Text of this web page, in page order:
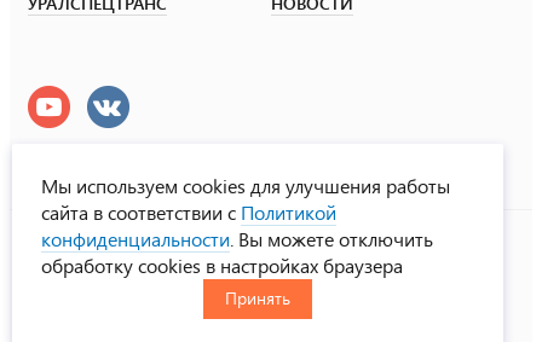
УралСпецТранс
© ООО «Урал СТ», 2000-2026
Политика конфиденциальности
CHN
Мы используем cookies для улучшения работы
сайта в соответствии с Политикой
конфиденциальности . Вы можете отключить
обработку cookies в настройках браузера
Принять